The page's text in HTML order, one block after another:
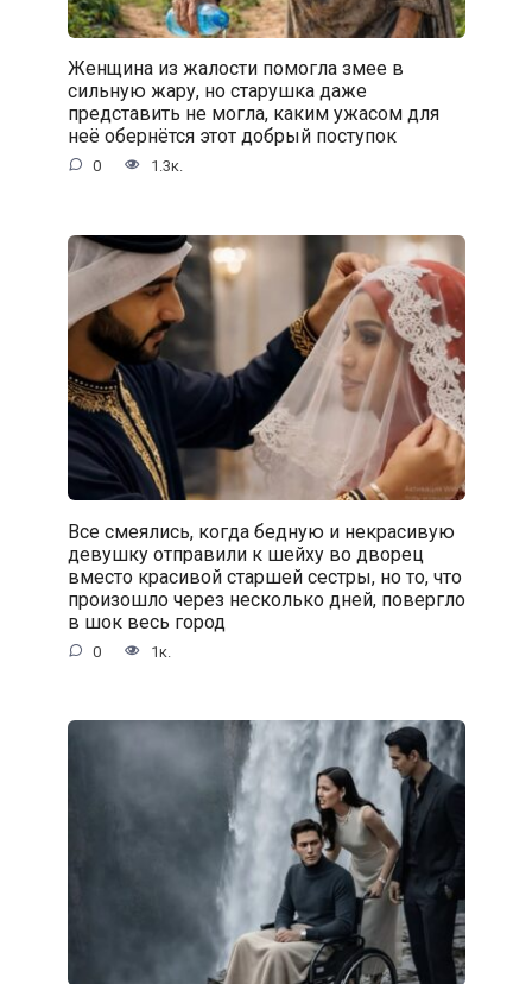
Женщина из жалости помогла змее в
сильную жару, но старушка даже
представить не могла, каким ужасом для
неё обернётся этот добрый поступок
0 1.3к.
Все смеялись, когда бедную и некрасивую
девушку отправили к шейху во дворец
вместо красивой старшей сестры, но то, что
произошло через несколько дней, повергло
в шок весь город
0 1к.